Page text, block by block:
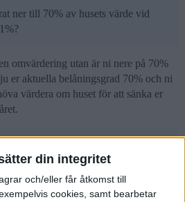
din integritet
och/eller får åtkomst till
cookies, samt bearbetar
ner till 70% av husets värde vid
omvärdering utan är ni nere på 70%
er aktuella belåningsgrad 70% och ni
värdera om huset för att sänka er
av huset vid den
belåningsgrad (5 år efter köp)?